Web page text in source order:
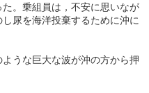
。乗組員は，不安に思いなが
尿を海洋投棄するために沖に
うな巨大な波が沖の方から押